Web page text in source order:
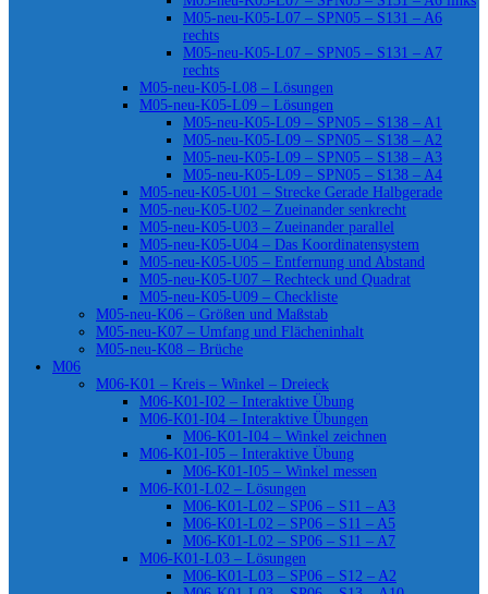
M05-neu-K05-L07 – SPN05 – S131 – A6
rechts
M05-neu-K05-L07 – SPN05 – S131 – A7
rechts
M05-neu-K05-L08 – Lösungen
M05-neu-K05-L09 – Lösungen
M05-neu-K05-L09 – SPN05 – S138 – A1
M05-neu-K05-L09 – SPN05 – S138 – A2
M05-neu-K05-L09 – SPN05 – S138 – A3
M05-neu-K05-L09 – SPN05 – S138 – A4
M05-neu-K05-U01 – Strecke Gerade Halbgerade
M05-neu-K05-U02 – Zueinander senkrecht
M05-neu-K05-U03 – Zueinander parallel
M05-neu-K05-U04 – Das Koordinatensystem
M05-neu-K05-U05 – Entfernung und Abstand
M05-neu-K05-U07 – Rechteck und Quadrat
M05-neu-K05-U09 – Checkliste
M05-neu-K06 – Größen und Maßstab
M05-neu-K07 – Umfang und Flächeninhalt
M05-neu-K08 – Brüche
M06
M06-K01 – Kreis – Winkel – Dreieck
M06-K01-I02 – Interaktive Übung
M06-K01-I04 – Interaktive Übungen
M06-K01-I04 – Winkel zeichnen
M06-K01-I05 – Interaktive Übung
M06-K01-I05 – Winkel messen
M06-K01-L02 – Lösungen
M06-K01-L02 – SP06 – S11 – A3
M06-K01-L02 – SP06 – S11 – A5
M06-K01-L02 – SP06 – S11 – A7
M06-K01-L03 – Lösungen
M06-K01-L03 – SP06 – S12 – A2